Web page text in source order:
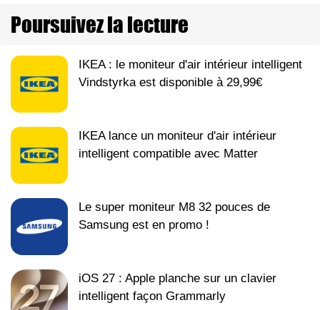
Poursuivez la lecture
IKEA : le moniteur d'air intérieur intelligent
Vindstyrka est disponible à 29,99€
IKEA lance un moniteur d'air intérieur
intelligent compatible avec Matter
Le super moniteur M8 32 pouces de
Samsung est en promo !
iOS 27 : Apple planche sur un clavier
intelligent façon Grammarly